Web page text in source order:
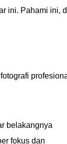
ini. Pahami ini,
belakangnya
fokus dan